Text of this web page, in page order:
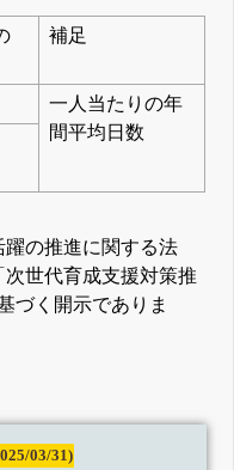
補足
一人当たりの年
間平均日数
の推進に関する法
世代育成支援対策推
づく開示でありま
03/31)